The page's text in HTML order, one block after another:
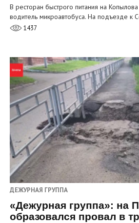
В ресторан быстрого питания на
водитель микроавтобуса. На подъезде к
1437
ДЕЖУРНАЯ ГРУППА
«Дежурная группа»: на
образовался провал в